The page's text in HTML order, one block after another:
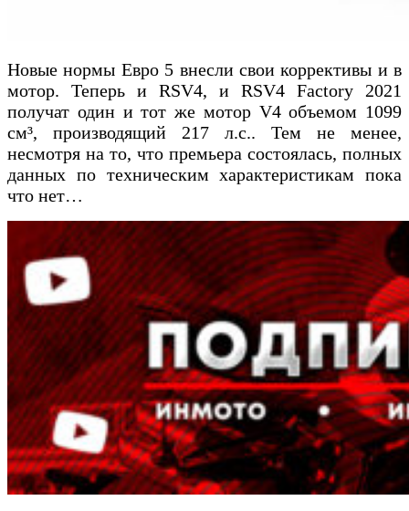
Новые нормы Евро 5 внесли свои коррективы и в
мотор. Теперь и RSV4, и RSV4 Factory 2021
получат один и тот же мотор V4 объемом 1099
см³, производящий 217 л.с.. Тем не менее,
несмотря на то, что премьера состоялась, полных
данных по техническим характеристикам пока
что нет…